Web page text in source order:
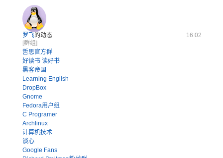
罗飞的动态
16:02
[群组]
哲思官方群
好读书 读好书
黑客帝国
Learning English
DropBox
Gnome
Fedora用户组
C Programer
Archlinux
计算机技术
谈心
Google Fans